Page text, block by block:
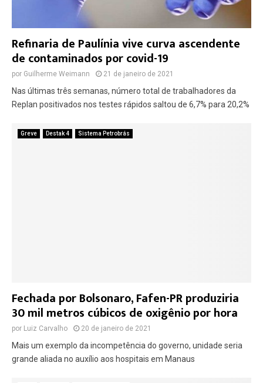
Refinaria de Paulínia vive curva ascendente
de contaminados por covid-19
por Guilherme Weimann 21 de janeiro de 2021
Nas últimas três semanas, número total de trabalhadores da
Replan positivados nos testes rápidos saltou de 6,7% para 20,2%
Greve Destak 4 Sistema Petrobrás
Fechada por Bolsonaro, Fafen-PR produziria
30 mil metros cúbicos de oxigênio por hora
por Luiz Carvalho 20 de janeiro de 2021
Mais um exemplo da incompetência do governo, unidade seria
grande aliada no auxílio aos hospitais em Manaus